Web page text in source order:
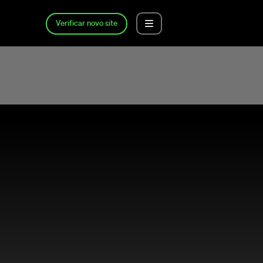
Verificar novo site